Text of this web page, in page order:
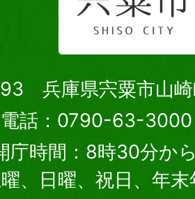
兵庫県宍粟市山崎
電話：0790-63-3000
庁時間：8時30分か
曜、日曜、祝日、年